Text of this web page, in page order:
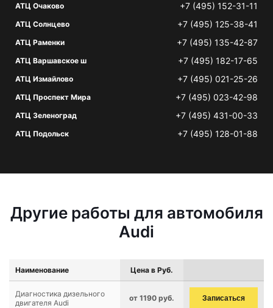
АТЦ Очаково +7 (495) 152-31-11
АТЦ Солнцево +7 (495) 125-38-41
АТЦ Раменки +7 (495) 135-42-87
АТЦ Варшавское ш +7 (495) 182-17-65
АТЦ Измайлово +7 (495) 021-25-26
АТЦ Проспект Мира +7 (495) 023-42-98
АТЦ Зеленоград +7 (495) 431-00-33
АТЦ Подольск +7 (495) 128-01-88
Другие работы для автомобиля
Audi
Наименование Цена в Руб.
Диагностика дизельного
двигателя Audi
от 1190 руб. Записаться